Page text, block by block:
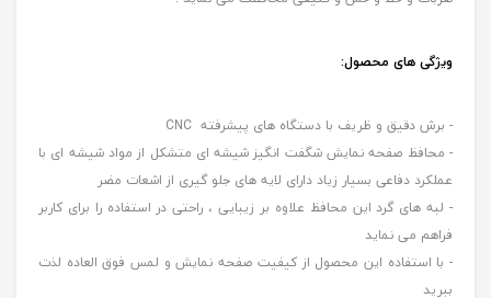
ویژگی های محصول:
- برش دقیق و ظریف با دستگاه های پیشرفته CNC
- محافظ صفحه نمایش شگفت انگیز شیشه ای متشکل از مواد شیشه ای با
عملکرد دفاعی بسیار زیاد دارای لایه های جلو گیری از اشعات مضر
- لبه های گرد این محافظ علاوه بر زیبایی ، راحتی در استفاده را برای کاربر
فراهم می نماید
- با استفاده این محصول از کیفیت صفحه نمایش و لمس فوق العاده لذت
ببرید